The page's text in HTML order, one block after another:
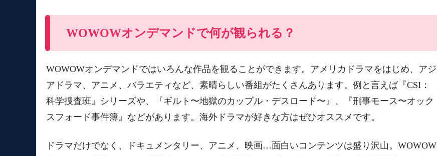
WOWOWオンデマンドで何が観られる？
WOWOWオンデマンドではいろんな作品を観ることができます。アメリカドラマをはじめ、アジ
アドラマ、アニメ、バラエティなど、素晴らしい番組がたくさんあります。例と言えば『CSI：
科学捜査班』シリーズや、『ギルト〜地獄のカップル・デスロード〜』、『刑事モース〜オック
スフォード事件簿』などがあります。海外ドラマが好きな方はぜひオススメです。
ドラマだけでなく、ドキュメンタリー、アニメ、映画…面白いコンテンツは盛り沢山。WOWOW